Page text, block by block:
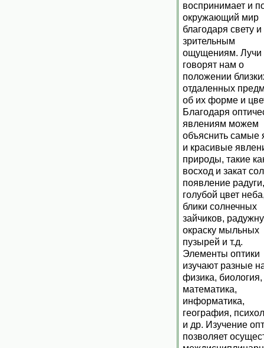
воспринимает и
окружающий мир
благодаря свету и
зрительным
ощущениям. Лучи
говорят нам о
положении
отдаленных
об их форме и
Благодаря
явлениям можем
объяснить самые
и красивые
природы, такие
восход и закат
появление радуги,
голубой цвет
блики солнечных
зайчиков,
окраску мыльных
пузырей и т.д.
Элементы оптики
изучают разные
физика, биология,
математика,
информатика,
география,
и др. Изучение
позволяет